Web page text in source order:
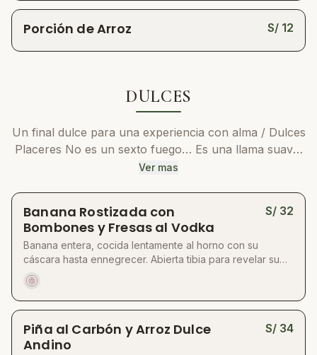
Porción de Arroz S/ 12
DULCES
Un final dulce para una experiencia con alma / Dulces
Placeres No es un sexto fuego… Es una llama suave,
íntima y secreta. Porque toda experiencia merece un
para el alma, creaciones que acarician la memoria,
que despiertan la niñez, la ternura, el asombro.
Fermentos dulces, frutas cocinadas con paciencia,
postres que hablan de casa, de arte, de juego. Porque
profundamente emocional
Ver mas
Banana Rostizada con
Bombones y Fresas al Vodka
S/ 32
Banana entera, cocida lentamente al horno con su
cáscara hasta ennegrecer. Abierta tibia para revelar su
interior cremoso y dorado, bañada con mantequilla de
maní casera, bombones de chocolate vegano y salsa
intensa de fresas salteadas al vodka artesanal. Un toque
Un postre voluptuoso, cálido y emocional. Dulce con
carácter.
Piña al Carbón y Arroz Dulce
Andino
S/ 34